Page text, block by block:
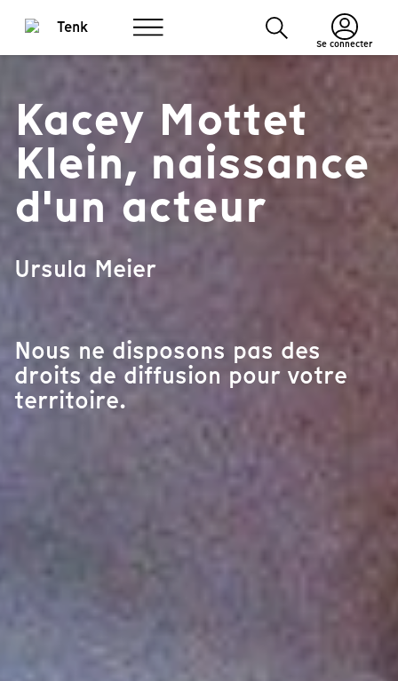
Se connecter
Kacey Mottet
Klein, naissance
d'un acteur
Ursula Meier
Nous ne disposons pas des
droits de diffusion pour votre
territoire.